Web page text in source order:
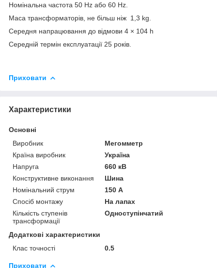
Номінальна частота 50 Нz або 60 Hz.
Маса трансформаторів, не більш ніж 1,3 kg.
Середня напрацювання до відмови 4 × 104 h
Середній термін експлуатації 25 років.
Приховати
Характеристики
Основні
Виробник
Мегомметр
Країна виробник
Україна
Напруга
660 кВ
Конструктивне виконання
Шина
Номінальний струм
150 А
Спосіб монтажу
На лапах
Кількість ступенів
трансформації
Одноступінчатий
Додаткові характеристики
Клас точності
0.5
Приховати